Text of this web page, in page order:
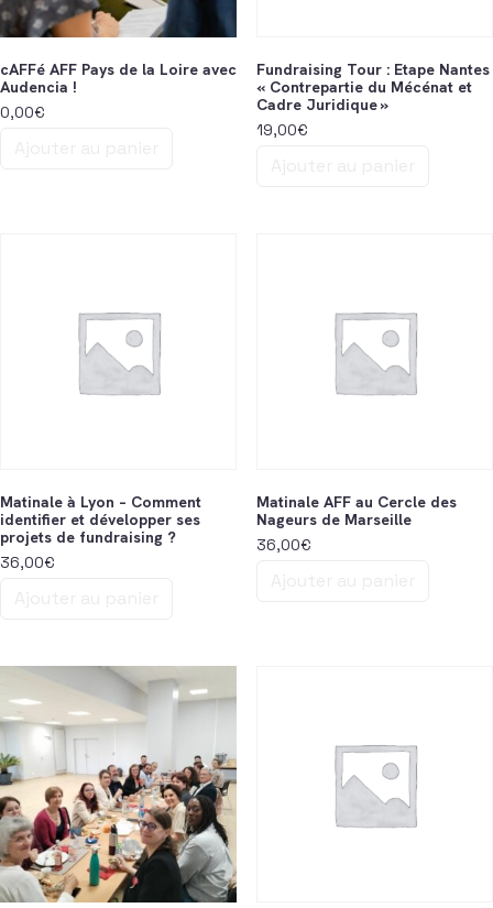
cAFFé AFF Pays de la Loire avec
Audencia !
0,00€
Fundraising Tour : Etape Nantes
« Contrepartie du Mécénat et
Cadre Juridique »
19,00€
Matinale à Lyon – Comment
identifier et développer ses
projets de fundraising ?
36,00€
Matinale AFF au Cercle des
Nageurs de Marseille
36,00€